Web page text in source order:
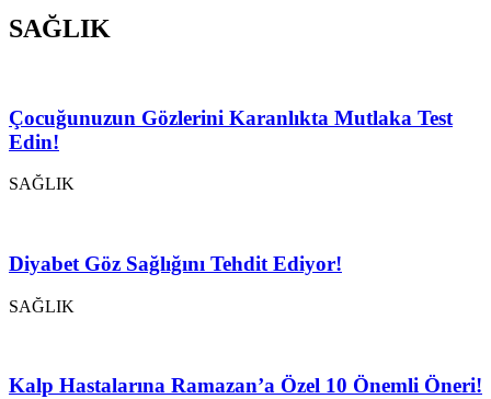
SAĞLIK
Çocuğunuzun Gözlerini Karanlıkta Mutlaka Test
Edin!
SAĞLIK
Diyabet Göz Sağlığını Tehdit Ediyor!
SAĞLIK
Kalp Hastalarına Ramazan’a Özel 10 Önemli Öneri!